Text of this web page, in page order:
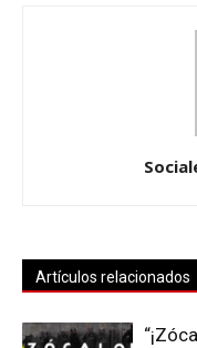
Artículos relacionados